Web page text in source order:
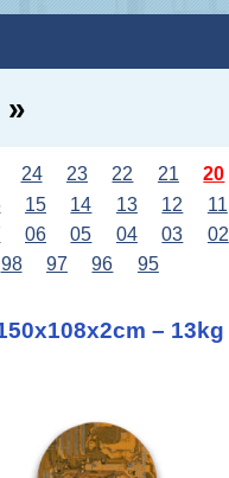
»
24 23 22 21 20
15 14 13 12 11
06 05 04 03 02
98 97 96 95
– 13kg